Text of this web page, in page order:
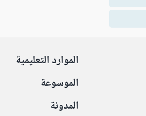
الموارد التعليمية
الموسوعة
المدونة